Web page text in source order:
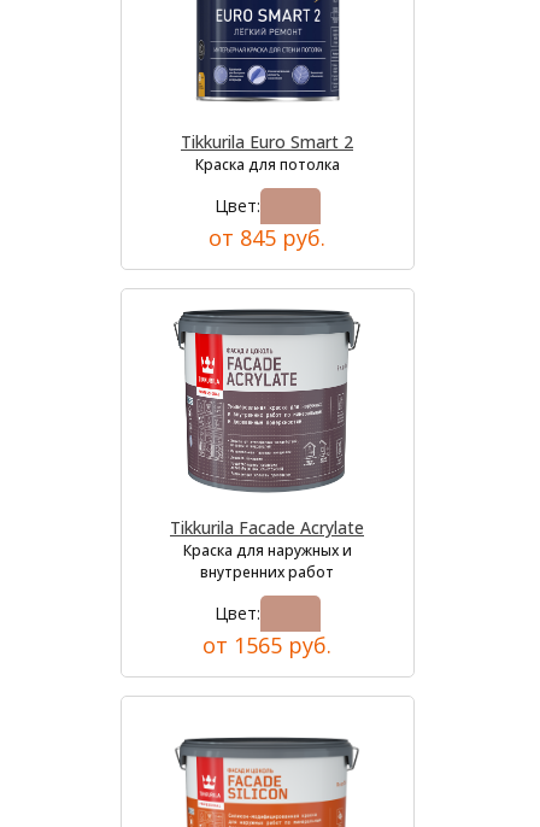
Tikkurila Euro Smart 2
Краска для потолка
Цвет:
от 845 руб.
Tikkurila Facade Acrylate
Краска для наружных и
внутренних работ
Цвет:
от 1565 руб.